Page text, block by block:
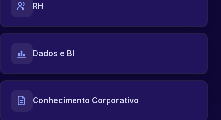
RH
Dados e BI
Conhecimento Corporativo